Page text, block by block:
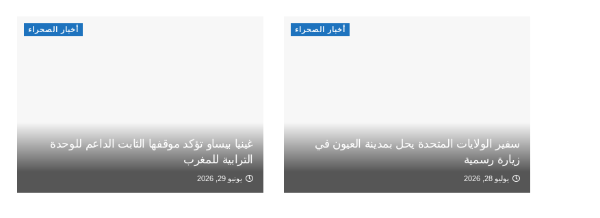
أخبار الصحراء
سفير الولايات المتحدة يحل بمدينة العيون في
زيارة رسمية
يوليو 28, 2026
أخبار الصحراء
غينيا بيساو تؤكد موقفها الثابت الداعم للوحدة
الترابية للمغرب
يونيو 29, 2026